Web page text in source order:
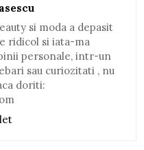
si moda a depasit
ridicol si iata-ma
personale, intr-un
sau curiozitati , nu
doriti: